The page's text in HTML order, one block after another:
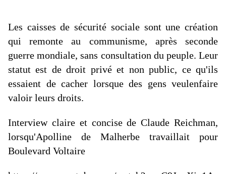
Les caisses de sécurité sociale sont une création
qui remonte au communisme, après seconde
guerre mondiale, sans consultation du peuple. Leur
statut est de droit privé et non public, ce qu'ils
essaient de cacher lorsque des gens veulenfaire
valoir leurs droits.
Interview claire et concise de Claude Reichman,
lorsqu'Apolline de Malherbe travaillait pour
Boulevard Voltaire